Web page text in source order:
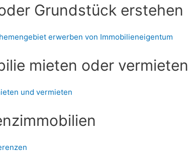
Grundstück erstehen
erwerben von Immobilieneigentum
mieten oder vermieten
und vermieten